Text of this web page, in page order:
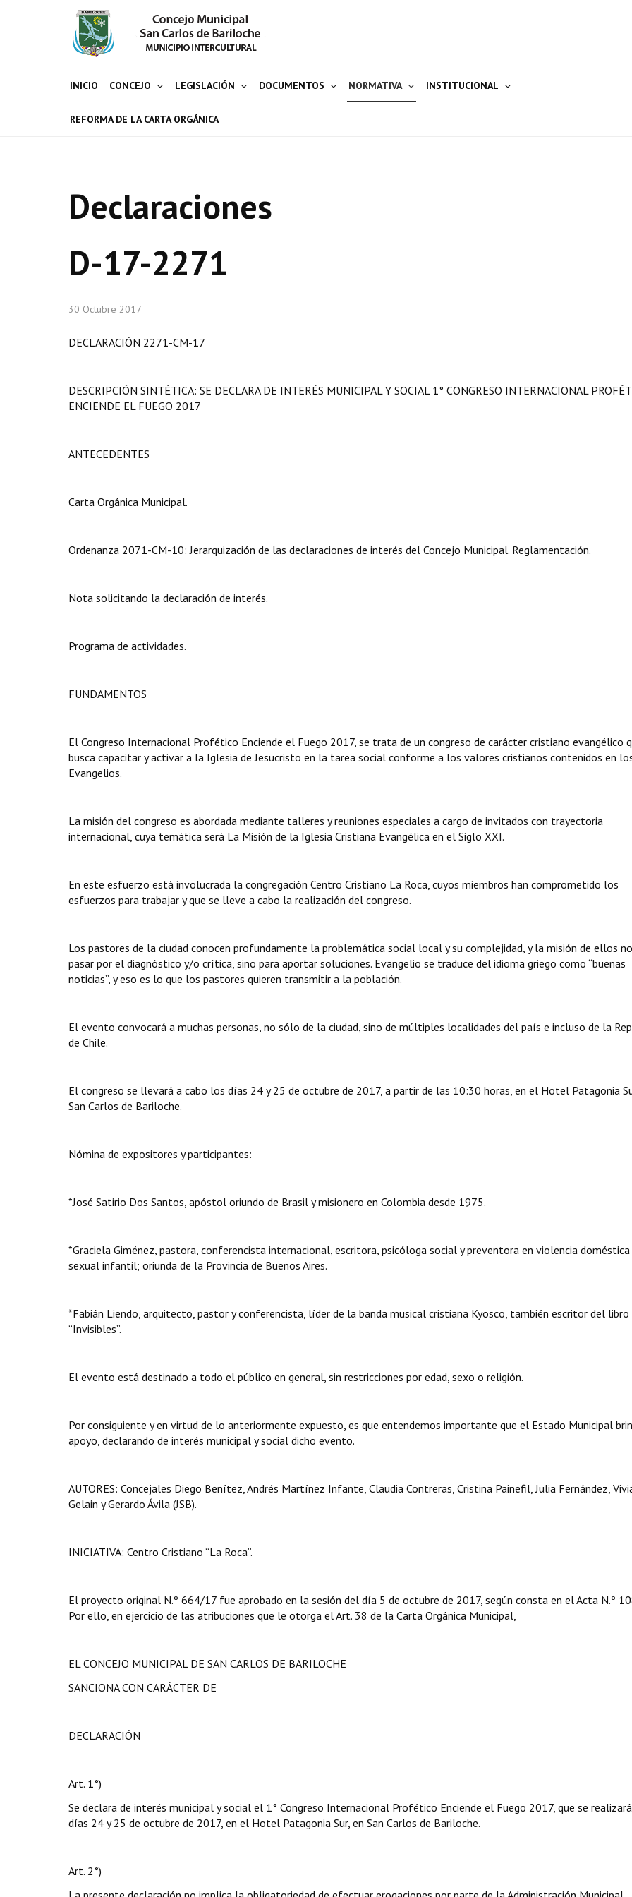
INICIO CONCEJO LEGISLACIÓN DOCUMENTOS NORMATIVA INSTITUCIONAL
REFORMA DE LA CARTA ORGÁNICA
Declaraciones
D-17-2271
30 Octubre 2017
DECLARACIÓN 2271-CM-17
DESCRIPCIÓN SINTÉTICA: SE DECLARA DE INTERÉS MUNICIPAL Y SOCIAL 1° CONGRESO INTERNACIONAL
ENCIENDE EL FUEGO 2017
ANTECEDENTES
Carta Orgánica Municipal.
Ordenanza 2071-CM-10: Jerarquización de las declaraciones de interés del Concejo Municipal. Reglamentación.
Nota solicitando la declaración de interés.
Programa de actividades.
FUNDAMENTOS
El Congreso Internacional Profético Enciende el Fuego 2017, se trata de un congreso de carácter cristiano evangélico
busca capacitar y activar a la Iglesia de Jesucristo en la tarea social conforme a los valores cristianos contenidos en
Evangelios.
La misión del congreso es abordada mediante talleres y reuniones especiales a cargo de invitados con trayectoria
internacional, cuya temática será La Misión de la Iglesia Cristiana Evangélica en el Siglo XXI.
En este esfuerzo está involucrada la congregación Centro Cristiano La Roca, cuyos miembros han comprometido los
esfuerzos para trabajar y que se lleve a cabo la realización del congreso.
Los pastores de la ciudad conocen profundamente la problemática social local y su complejidad, y la misión de ellos
pasar por el diagnóstico y/o crítica, sino para aportar soluciones. Evangelio se traduce del idioma griego como “buenas
noticias”, y eso es lo que los pastores quieren transmitir a la población.
El evento convocará a muchas personas, no sólo de la ciudad, sino de múltiples localidades del país e incluso de la
de Chile.
El congreso se llevará a cabo los días 24 y 25 de octubre de 2017, a partir de las 10:30 horas, en el Hotel Patagonia
San Carlos de Bariloche.
Nómina de expositores y participantes:
*José Satirio Dos Santos, apóstol oriundo de Brasil y misionero en Colombia desde 1975.
*Graciela Giménez, pastora, conferencista internacional, escritora, psicóloga social y preventora en violencia doméstica
sexual infantil; oriunda de la Provincia de Buenos Aires.
*Fabián Liendo, arquitecto, pastor y conferencista, líder de la banda musical cristiana Kyosco, también escritor del libro
“Invisibles”.
El evento está destinado a todo el público en general, sin restricciones por edad, sexo o religión.
Por consiguiente y en virtud de lo anteriormente expuesto, es que entendemos importante que el Estado Municipal
apoyo, declarando de interés municipal y social dicho evento.
AUTORES: Concejales Diego Benítez, Andrés Martínez Infante, Claudia Contreras, Cristina Painefil, Julia Fernández,
Gelain y Gerardo Ávila (JSB).
INICIATIVA: Centro Cristiano “La Roca”.
El proyecto original N.º 664/17 fue aprobado en la sesión del día 5 de octubre de 2017, según consta en el Acta N.º
Por ello, en ejercicio de las atribuciones que le otorga el Art. 38 de la Carta Orgánica Municipal,
EL CONCEJO MUNICIPAL DE SAN CARLOS DE BARILOCHE
SANCIONA CON CARÁCTER DE
DECLARACIÓN
Art. 1°)
Se declara de interés municipal y social el 1° Congreso Internacional Profético Enciende el Fuego 2017, que se
días 24 y 25 de octubre de 2017, en el Hotel Patagonia Sur, en San Carlos de Bariloche.
Art. 2°)